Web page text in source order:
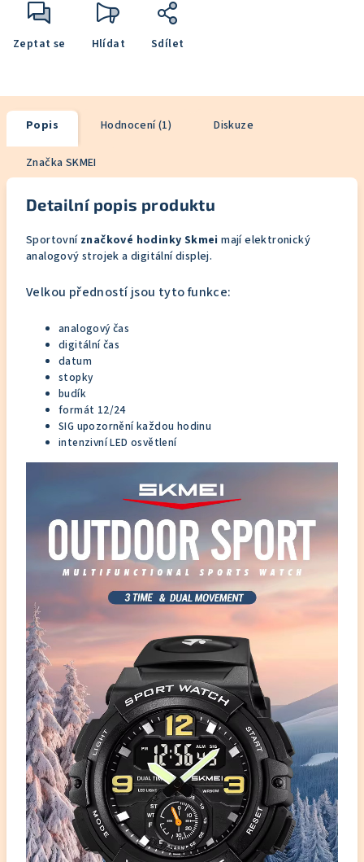
Zeptat se Hlídat Sdílet
Popis Hodnocení (1) Diskuze
Značka SKMEI
Detailní popis produktu
Sportovní značkové hodinky Skmeimají elektronický
analogový strojek a digitální displej.
Velkou předností jsou tyto funkce:
analogový čas
digitální čas
datum
stopky
budík
formát 12/24
SIG upozornění každou hodinu
intenzivní LED osvětlení